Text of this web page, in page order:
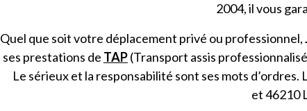
2004, il vous
Quel que soit votre déplacement privé ou professionnel,
ses prestations de TAP(Transport assis
Le sérieux et la responsabilité sont ses mots
et46210